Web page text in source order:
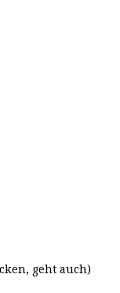
geht auch)